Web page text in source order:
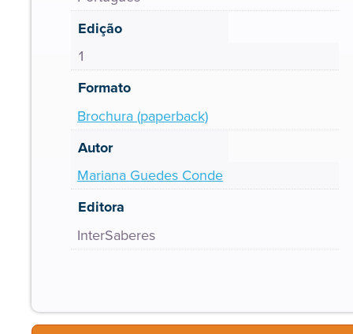
Edição
1
Formato
Brochura (paperback)
Autor
Mariana Guedes Conde
Editora
InterSaberes